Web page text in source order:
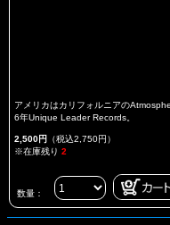
アメリカはカリフォルニアの
6年Unique Leader Records。
2,500円 （税込2,750円）
※在庫残り 2
数量：